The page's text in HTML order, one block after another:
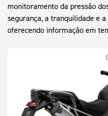
monitoramento da pressão
segurança, a tranquilidade e
oferecendo informação em